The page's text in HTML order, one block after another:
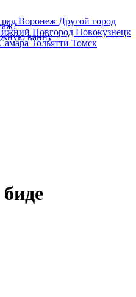
Воронеж Другой город
Новгород Новокузнецк
Тольятти Томск
ванну